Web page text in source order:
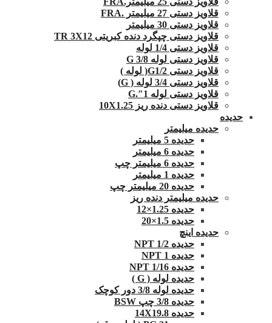
قلاویز دستی 27 میلیمتر .FRA
قلاویز دستی 30 میلیمتر
قلاویز دستی چپگرد دنده کبریتی TR 3X12
قلاویز دستی 1/4 لوله
قلاویز دستی لوله G 3/8
قلاویز دستی G1/2( لوله )
قلاویز دستی 3/4 لوله ( G)
قلاویز دستی لوله 1″.G
قلاویز دستی دنده ریز 10X1.25
حدیده
حدیده میلیمتر
حدیده 5 میلیمتر
حدیده 6 میلیمتر
حدیده 6 میلیمتر چپ
حدیده 1 میلیمتر
حدیده 20 میلیمتر چپ
حدیده میلیمتر دنده ریز
حدیده 1.25×12
حدیده 1.5×20
حدیده اینچ
حدیده 1/2 NPT
حدیده NPT 1
حدیده 1/16 NPT
حدیده لوله ( G )
حدیده لوله 3/8 دور کوچک
حدیده 3/8 چپ BSW
حدیده 14X19.8